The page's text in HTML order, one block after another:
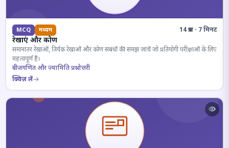
MCQ मध्यम 14 प्रश्न · 7 मिनट
रेखाएं और कोण
समानांतर रेखाओं, तिर्यक रेखाओं और कोण संबंधों की समझ जांचें जो प्रतियोगी परीक्षाओं के लिए
महत्वपूर्ण हैं।
बीजगणित और ज्यामिति प्रश्नोत्तरी
क्विज़ लें